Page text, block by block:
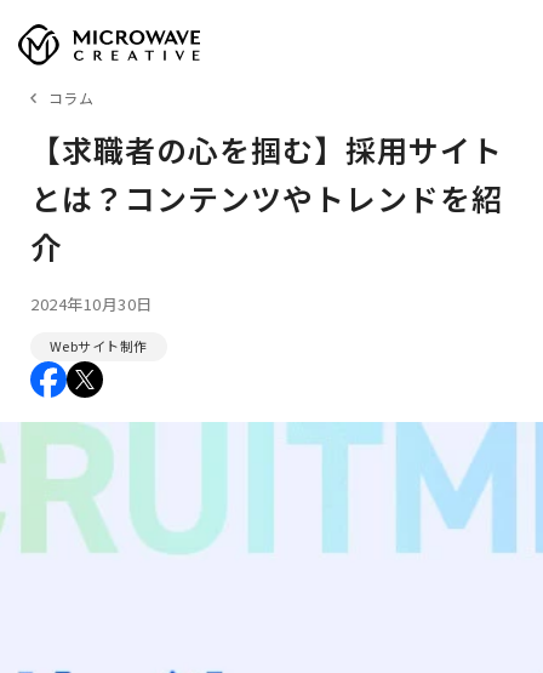
コラム
【求職者の心を掴む】採用サイト
とは？コンテンツやトレンドを紹
介
2024年10月30日
Webサイト制作